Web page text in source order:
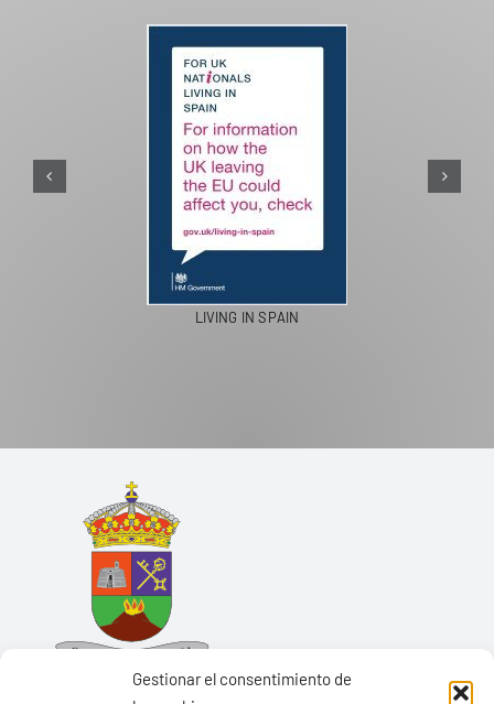
Gestionar el consentimiento de
LIVING IN SPAIN